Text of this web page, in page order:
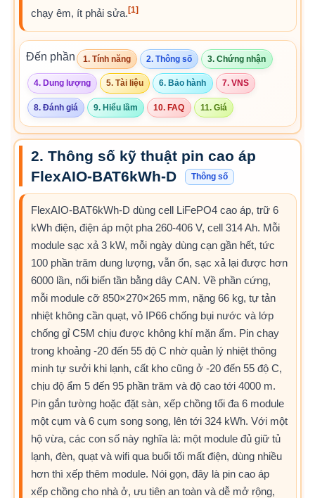
chạy êm, ít phải sửa. [1]
Đến phần 1. Tính năng 2. Thông số 3. Chứng nhận
4. Dung lượng 5. Tài liệu 6. Bảo hành 7. VNS
8. Đánh giá 9. Hiểu lầm 10. FAQ 11. Giá
2. Thông số kỹ thuật pin cao áp
FlexAIO-BAT6kWh-D
Thông số
FlexAIO-BAT6kWh-D dùng cell LiFePO4 cao áp, trữ 6
kWh điện, điện áp một pha 260-406 V, cell 314 Ah. Mỗi
module sạc xả 3 kW, mỗi ngày dùng cạn gần hết, tức
100 phần trăm dung lượng, vẫn ổn, sạc xả lại được hơn
6000 lần, nối biến tần bằng dây CAN. Về phần cứng,
mỗi module cỡ 850×270×265 mm, nặng 66 kg, tự tản
nhiệt không cần quạt, vỏ IP66 chống bụi nước và lớp
chống gỉ C5M chịu được không khí mặn ẩm. Pin chạy
trong khoảng -20 đến 55 độ C nhờ quản lý nhiệt thông
minh tự sưởi khi lạnh, cất kho cũng ở -20 đến 55 độ C,
chịu độ ẩm 5 đến 95 phần trăm và độ cao tới 4000 m.
Pin gắn tường hoặc đặt sàn, xếp chồng tối đa 6 module
một cụm và 6 cụm song song, lên tới 324 kWh. Với một
hộ vừa, các con số này nghĩa là: một module đủ giữ tủ
lạnh, đèn, quạt và wifi qua buổi tối mất điện, dùng nhiều
hơn thì xếp thêm module. Nói gọn, đây là pin cao áp
xếp chồng cho nhà ở, ưu tiên an toàn và dễ mở rộng,